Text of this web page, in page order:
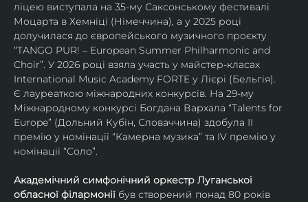
ліцею виступала на 35-му Саксонському фестивалі
Моцарта в Хемніці (Німеччина), а у 2025 році
долучилася до європейського музичного проєкту
“TANGO PUR! – European Summer Philharmonic and
Choir”. У 2026 році взяла участь у майстер-класах
International Music Academy FORTE у Лієрі (Бельгія).
Є лауреаткою міжнародних конкурсів. На 29-му
Міжнародному конкурсі Богдана Вархала “Talents for
Europe” (Дольний Кубін, Словаччина) здобула ІІ
премію у номінації “Камерна музика” та IV премію у
номінації “Соло”.
Академічний симфонічний оркестр Луганської
обласної філармонії був створений понад 80 років